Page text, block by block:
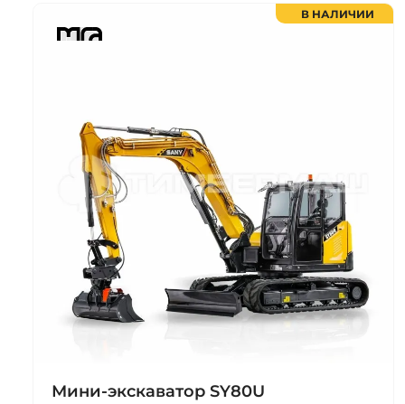
В НАЛИЧИИ
Мини-экскаватор SY80U